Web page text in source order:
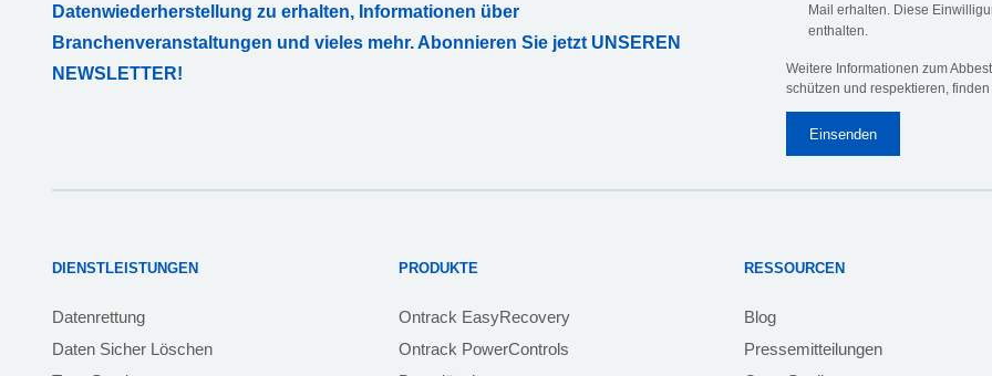
Datenwiederherstellung zu erhalten, Informationen über
Branchenveranstaltungen und vieles mehr. Abonnieren Sie jetzt UNSEREN
NEWSLETTER!
Mail erhalten. Diese
enthalten.
Weitere Informationen zum
schützen und respektieren,
DIENSTLEISTUNGEN
Datenrettung
Daten Sicher Löschen
PRODUKTE
Ontrack EasyRecovery
Ontrack PowerControls
RESSOURCEN
Blog
Pressemitteilungen